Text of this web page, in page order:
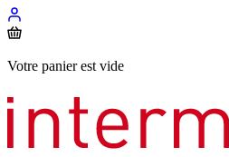
Votre panier est vide